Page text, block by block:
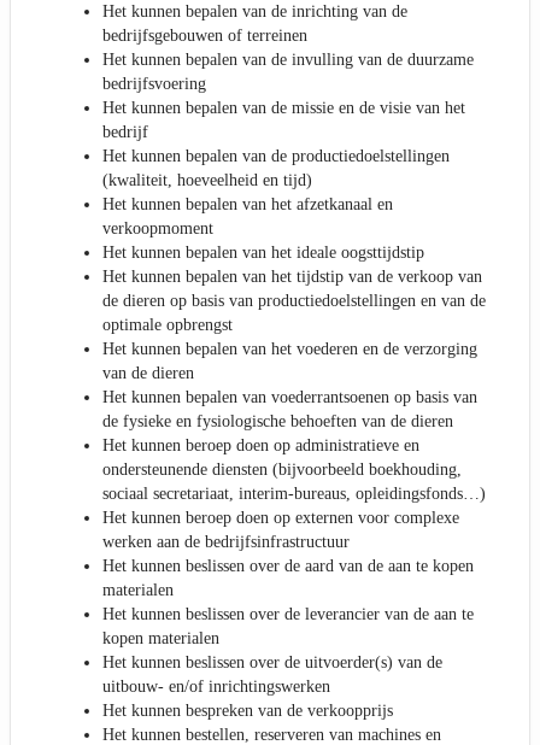
Het kunnen bepalen van de inrichting van de
bedrijfsgebouwen of terreinen
Het kunnen bepalen van de invulling van de duurzame
bedrijfsvoering
Het kunnen bepalen van de missie en de visie van het
bedrijf
Het kunnen bepalen van de productiedoelstellingen
(kwaliteit, hoeveelheid en tijd)
Het kunnen bepalen van het afzetkanaal en
verkoopmoment
Het kunnen bepalen van het ideale oogsttijdstip
Het kunnen bepalen van het tijdstip van de verkoop van
de dieren op basis van productiedoelstellingen en van de
optimale opbrengst
Het kunnen bepalen van het voederen en de verzorging
van de dieren
Het kunnen bepalen van voederrantsoenen op basis van
de fysieke en fysiologische behoeften van de dieren
Het kunnen beroep doen op administratieve en
ondersteunende diensten (bijvoorbeeld boekhouding,
sociaal secretariaat, interim-bureaus, opleidingsfonds…)
Het kunnen beroep doen op externen voor complexe
werken aan de bedrijfsinfrastructuur
Het kunnen beslissen over de aard van de aan te kopen
materialen
Het kunnen beslissen over de leverancier van de aan te
kopen materialen
Het kunnen beslissen over de uitvoerder(s) van de
uitbouw- en/of inrichtingswerken
Het kunnen bespreken van de verkoopprijs
Het kunnen bestellen, reserveren van machines en